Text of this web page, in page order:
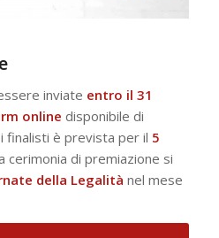
inviate entro il 31
online disponibile di
finalisti è prevista per il 5
cerimonia di premiazione si
della Legalità nel mese